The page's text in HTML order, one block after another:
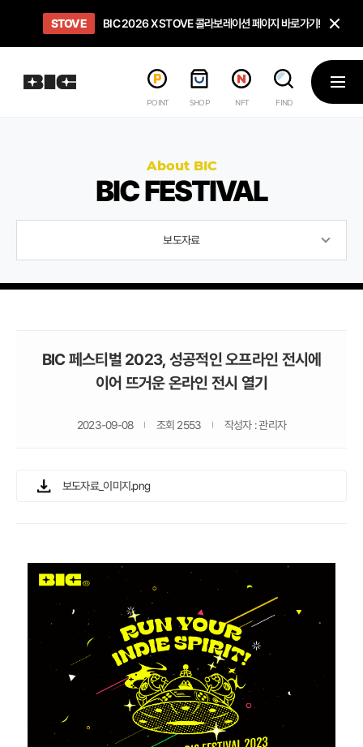
OPEN BIC 2026 STEAM SALE PAGE
STOVE BIC 2026 X STOVE 콜라보레이션 페이지 바로가기!
희망스튜디오 아이들에게 희망 버프 주고, 닌텐도 스위치2 받기!
GO TO 인디게임 테스트 베드 '비라운지' 바로가기!
GO TO '인디게임 큐레이션' 페이지 바로가기!
POINT SHOP NFT FIND
메뉴
About BIC
BIC FESTIVAL
보도자료
BIC 페스티벌 2023, 성공적인 오프라인 전시에
이어 뜨거운 온라인 전시 열기
2023-09-08 조회 2553 작성자 : 관리자
보도자료_이미지.png